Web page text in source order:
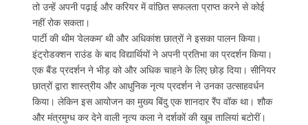
तो उन्हें अपनी पढ़ाई और करियर में वांछित सफलता प्राप्त करने से कोई
नहीं रोक सकता।
पार्टी की थीम ‘वेलकम’ थी और अधिकांश छात्रों ने इसका पालन किया।
इंट्रोडक्शन राउंड के बाद विद्यार्थियों ने अपनी प्रतिभा का प्रदर्शन किया।
एक बैंड प्रदर्शन ने भीड़ को और अधिक चाहने के लिए छोड़ दिया। सीनियर
छात्रों द्वारा शास्त्रीय और आधुनिक नृत्य प्रदर्शन ने उनका उत्साहवर्धन
किया। लेकिन इस आयोजन का मुख्य बिंदु एक शानदार रैंप वॉक था। शौक
और मंत्रमुग्ध कर देने वाली नृत्य कला ने दर्शकों की खूब तालियां बटोरीं।